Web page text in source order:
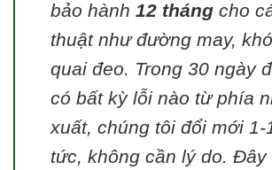
bảo hành 12 thángcho
thuật như đường may,
quai đeo. Trong 30 ngày
có bất kỳ lỗi nào từ phía
xuất, chúng tôi đổi mới 1-
tức, không cần lý do. Đây